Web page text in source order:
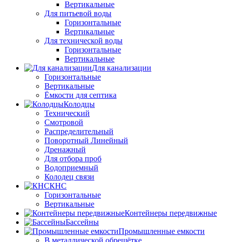
Вертикальные
Для питьевой воды
Горизонтальные
Вертикальные
Для технической воды
Горизонтальные
Вертикальные
Для канализации
Горизонтальные
Вертикальные
Ёмкости для септика
Колодцы
Технический
Смотровой
Распределительный
Поворотный Линейный
Дренажный
Для отбора проб
Водоприемный
Колодец связи
КНС
Горизонтальные
Вертикальные
Контейнеры передвижные
Бассейны
Промышленные емкости
В металлической обрешётке